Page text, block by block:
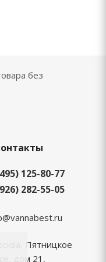
без
125-80-77
282-55-05
Пятницкое
дом 21,